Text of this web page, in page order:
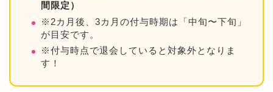
間限定）
※2カ月後、3カ月の付与時期は「中旬〜下旬」
が目安です。
※付与時点で退会していると対象外となりま
す！